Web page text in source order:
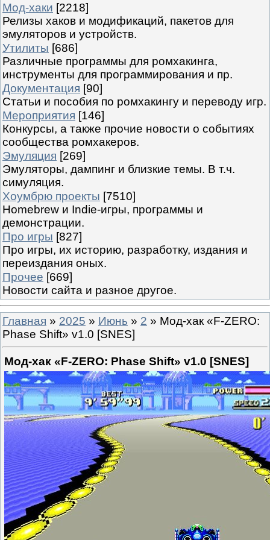
Мод-хаки [2218]
Релизы хаков и модификаций, пакетов для
эмуляторов и устройств.
Утилиты [686]
Различные программы для ромхакинга,
инструменты для программирования и пр.
Документация [90]
Статьи и пособия по ромхакингу и переводу игр.
Мероприятия [146]
Конкурсы, а также прочие новости о событиях
сообщества ромхакеров.
Эмуляция [269]
Эмуляторы, дампинг и близкие темы. В т.ч.
симуляция.
Хоумбрю проекты [7510]
Homebrew и Indie-игры, программы и
демонстрации.
Про игры [827]
Про игры, их историю, разработку, издания и
переиздания оных.
Прочее [669]
Новости сайта и разное другое.
Главная » 2025 » Июнь » 2 » Мод-хак «F-ZERO:
Phase Shift» v1.0 [SNES]
Мод-хак «F-ZERO: Phase Shift» v1.0 [SNES]